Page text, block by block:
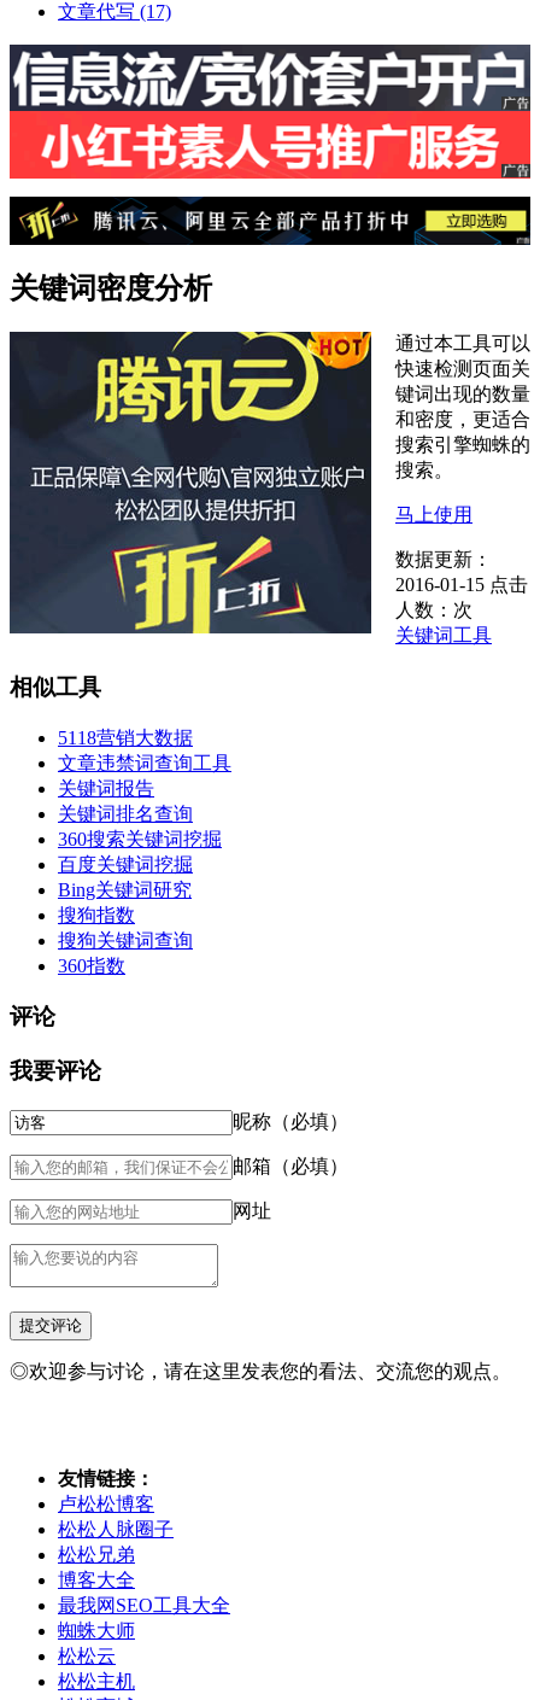
文章代写 (17)
关键词密度分析
通过本工具可以
快速检测页面关
键词出现的数量
和密度，更适合
搜索引擎蜘蛛的
搜索。
马上使用
数据更新：
2016-01-15 点击
人数： 次
关键词工具
相似工具
5118营销大数据
文章违禁词查询工具
关键词报告
关键词排名查询
360搜索关键词挖掘
百度关键词挖掘
Bing关键词研究
搜狗指数
搜狗关键词查询
360指数
评论
我要评论
昵称（必填）
邮箱（必填）
网址
◎欢迎参与讨论，请在这里发表您的看法、交流您的观点。
友情链接：
卢松松博客
松松人脉圈子
松松兄弟
博客大全
最我网SEO工具大全
蜘蛛大师
松松云
松松主机